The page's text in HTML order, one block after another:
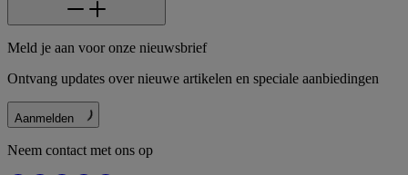
Meld je aan voor onze nieuwsbrief
Ontvang updates over nieuwe artikelen en speciale aanbiedingen
Aanmelden
Neem contact met ons op